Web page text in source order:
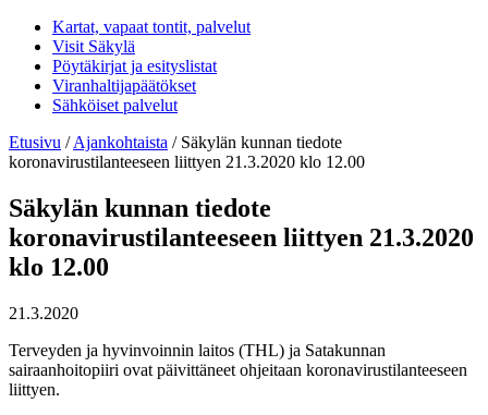
Kartat, vapaat tontit, palvelut
Visit Säkylä
Pöytäkirjat ja esityslistat
Viranhaltijapäätökset
Sähköiset palvelut
Etusivu /Ajankohtaista / Säkylän kunnan tiedote
koronavirustilanteeseen liittyen 21.3.2020 klo 12.00
Säkylän kunnan tiedote
koronavirustilanteeseen liittyen 21.3.2020
klo 12.00
21.3.2020
Terveyden ja hyvinvoinnin laitos (THL) ja Satakunnan
sairaanhoitopiiri ovat päivittäneet ohjeitaan koronavirustilanteeseen
liittyen.